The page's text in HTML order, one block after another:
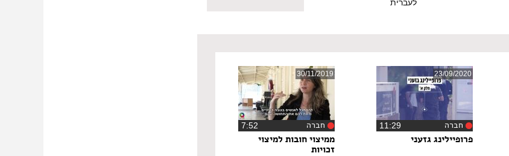
לעברית
23/09/2020
חברה
פרופיילינג גזעני
30/11/2019
חברה
ממיצוי חובות למיצוי
זכויות